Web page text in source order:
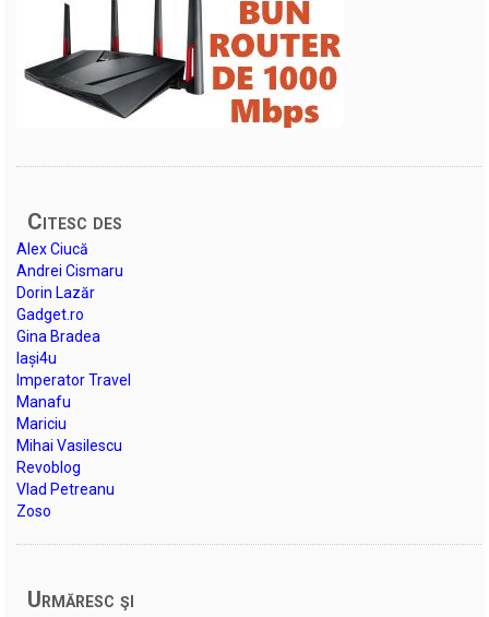
Citesc des
Alex Ciucă
Andrei Cismaru
Dorin Lazăr
Gadget.ro
Gina Bradea
Iași4u
Imperator Travel
Manafu
Mariciu
Mihai Vasilescu
Revoblog
Vlad Petreanu
Zoso
Urmăresc şi